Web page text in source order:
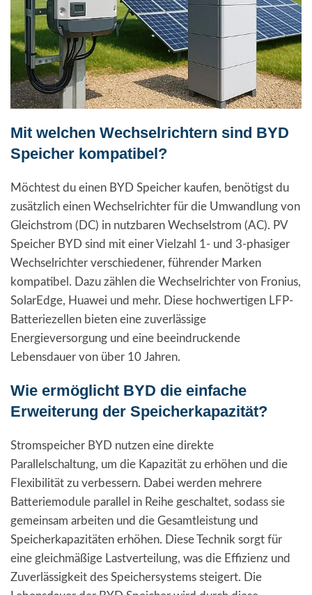
Mit welchen Wechselrichtern sind BYD
Speicher kompatibel?
Möchtest du einen BYD Speicher kaufen, benötigst du
zusätzlich einen Wechselrichter für die Umwandlung von
Gleichstrom (DC) in nutzbaren Wechselstrom (AC). PV
Speicher BYD sind mit einer Vielzahl 1- und 3-phasiger
Wechselrichter verschiedener, führender Marken
kompatibel. Dazu zählen die Wechselrichter von Fronius,
SolarEdge, Huawei und mehr. Diese hochwertigen LFP-
Batteriezellen bieten eine zuverlässige
Energieversorgung und eine beeindruckende
Lebensdauer von über 10 Jahren.
Wie ermöglicht BYD die einfache
Erweiterung der Speicherkapazität?
Stromspeicher BYD nutzen eine direkte
Parallelschaltung, um die Kapazität zu erhöhen und die
Flexibilität zu verbessern. Dabei werden mehrere
Batteriemodule parallel in Reihe geschaltet, sodass sie
gemeinsam arbeiten und die Gesamtleistung und
Speicherkapazitäten erhöhen. Diese Technik sorgt für
eine gleichmäßige Lastverteilung, was die Effizienz und
Zuverlässigkeit des Speichersystems steigert. Die